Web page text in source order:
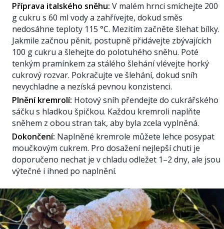
Příprava italského sněhu: V malém hrnci smíchejte 200
g cukru s 60 ml vody a zahřívejte, dokud směs
nedosáhne teploty 115 °C. Mezitím začněte šlehat bílky.
Jakmile začnou pěnit, postupně přidávejte zbývajících
100 g cukru a šlehejte do polotuhého sněhu. Poté
tenkým pramínkem za stálého šlehání vlévejte horký
cukrový rozvar. Pokračujte ve šlehání, dokud sníh
nevychladne a nezíská pevnou konzistenci.
Plnění kremrolí: Hotový sníh přendejte do cukrářského
sáčku s hladkou špičkou. Každou kremroli naplňte
sněhem z obou stran tak, aby byla zcela vyplněná.
Dokončení: Naplněné kremrole můžete lehce posypat
moučkovým cukrem. Pro dosažení nejlepší chuti je
doporučeno nechat je v chladu odležet 1–2 dny, ale jsou
výtečné i ihned po naplnění.